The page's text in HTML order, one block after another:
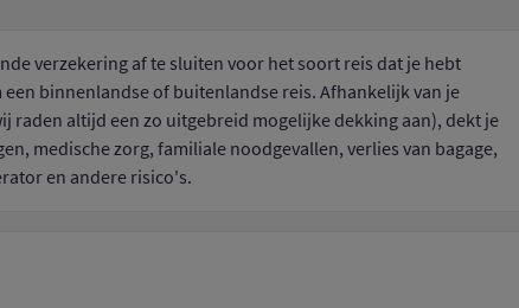
verzekering af te sluiten voor het soort reis dat je hebt
een binnenlandse of buitenlandse reis. Afhankelijk van je
raden altijd een zo uitgebreid mogelijke dekking aan), dekt je
medische zorg, familiale noodgevallen, verlies van bagage,
en andere risico's.